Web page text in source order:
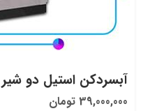
آبسردکن استیل دو
39,000,000 تومان